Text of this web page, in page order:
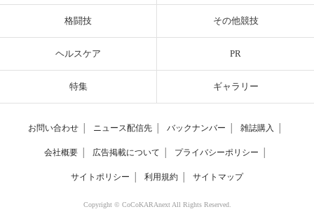
格闘技 その他競技
ヘルスケア PR
特集 ギャラリー
お問い合わせ ニュース配信先 バックナンバー 雑誌購入
会社概要 広告掲載について プライバシーポリシー
サイトポリシー 利用規約 サイトマップ
Copyright © CoCoKARAnext All Rights Reserved.